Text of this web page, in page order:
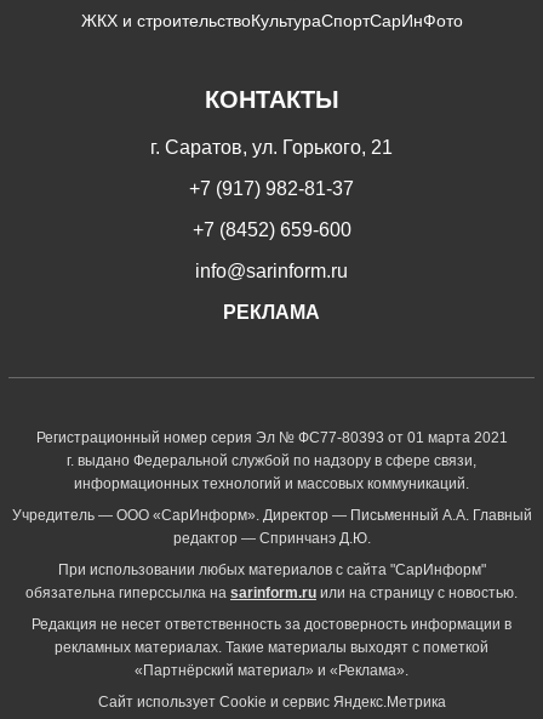
ЖКХ и строительствоКультураСпортСарИнФото
КОНТАКТЫ
г. Саратов, ул. Горького, 21
+7 (917) 982-81-37
+7 (8452) 659-600
info@sarinform.ru
РЕКЛАМА
Регистрационный номер серия Эл № ФС77-80393 от 01 марта 2021
г. выдано Федеральной службой по надзору в сфере связи,
информационных технологий и массовых коммуникаций.
Учредитель — ООО «СарИнформ». Директор — Письменный А.А. Главный
редактор — Спринчанэ Д.Ю.
При использовании любых материалов с сайта "СарИнформ"
обязательна гиперссылка на sarinform.ru или на страницу с новостью.
Редакция не несет ответственность за достоверность информации в
рекламных материалах. Такие материалы выходят с пометкой
«Партнёрский материал» и «Реклама».
Сайт использует Cookie и сервиc Яндекс.Метрика